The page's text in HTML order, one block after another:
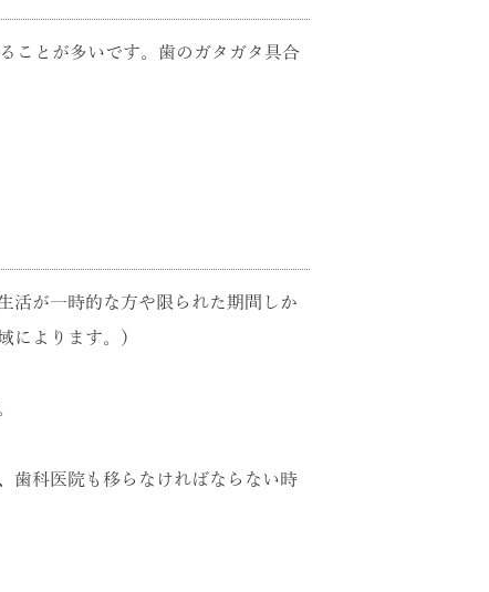
ことが多いです。歯のガタガタ具合
活が一時的な方や限られた期間しか
によります。）
歯科医院も移らなければならない時